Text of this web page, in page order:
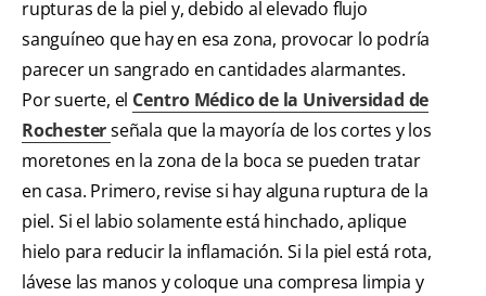
rupturas de la piel y, debido al elevado flujo
sanguíneo que hay en esa zona, provocar lo podría
parecer un sangrado en cantidades alarmantes.
Por suerte, el Centro Médico de la Universidad de
Rochesterseñala que la mayoría de los cortes y los
moretones en la zona de la boca se pueden tratar
en casa. Primero, revise si hay alguna ruptura de la
piel. Si el labio solamente está hinchado, aplique
hielo para reducir la inflamación. Si la piel está rota,
lávese las manos y coloque una compresa limpia y